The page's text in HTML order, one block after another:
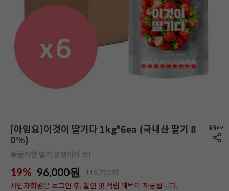
[아임요]이것이 딸기다 1kg*6ea (국내산 딸기 8
0%)
🍓큼직한 딸기 알맹이가 쏙!
19% 96,000원 119,700원
사업자회원은 로그인 후, 할인 및 적립 혜택이 제공됩니다.